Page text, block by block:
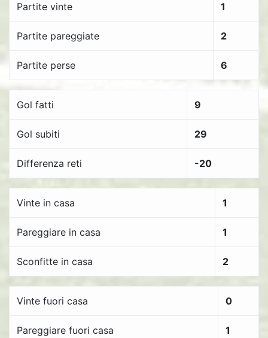
Partite vinte 1
Partite pareggiate 2
Partite perse 6
Gol fatti 9
Gol subiti 29
Differenza reti -20
Vinte in casa 1
Pareggiare in casa 1
Sconfitte in casa 2
Vinte fuori casa 0
Pareggiare fuori casa 1